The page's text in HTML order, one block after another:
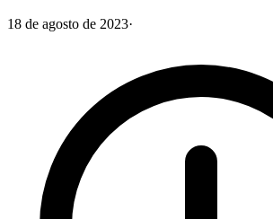
18 de agosto de 2023·